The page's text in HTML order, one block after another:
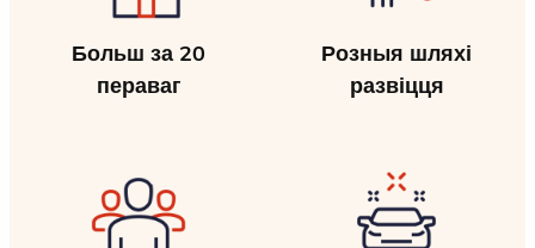
Больш за 20
пераваг
Розныя шляхі
развіцця